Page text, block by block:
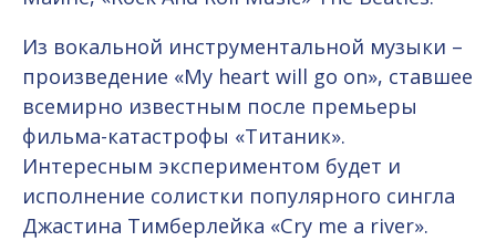
Из вокальной инструментальной музыки –
произведение «My heart will go on», ставшее
всемирно известным после премьеры
фильма-катастрофы «Титаник».
Интересным экспериментом будет и
исполнение солистки популярного сингла
Джастина Тимберлейка «Cry me a river».